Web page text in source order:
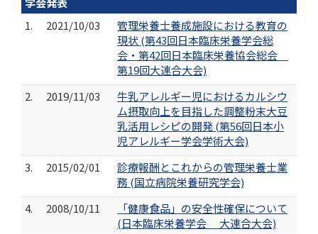
1.
2021/10/03
管理栄養士養成施設における教育の
現状 (第43回日本臨床栄養学会総
会・第42回日本臨床栄養協会総会
第19回大連合大会)
2.
2019/11/03
牛乳アレルギー児におけるカルシウ
ム摂取向上を目指した調整粉末大豆
乳活用レシピの開発 (第56回日本小
児アレルギー学会学術大会)
3.
2015/02/01
診療報酬とこれからの管理栄養士業
務 (国立病院栄養研究学会)
4.
2008/10/11
「健康食品」の安全性確保について
(日本臨床栄養学会 大連合大会)